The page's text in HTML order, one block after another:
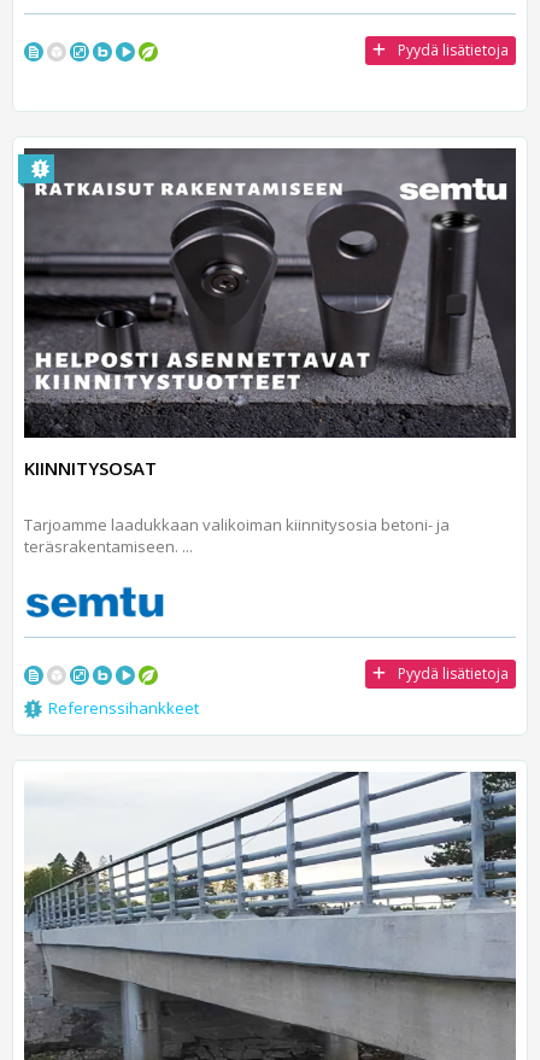
Pyydä lisätietoja
KIINNITYSOSAT
Tarjoamme laadukkaan valikoiman kiinnitysosia betoni- ja
teräsrakentamiseen. ...
Pyydä lisätietoja
Referenssihankkeet